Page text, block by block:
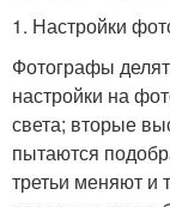
1. Настройки
Фотографы
настройки на
света; вторые
пытаются
третьи меняют и